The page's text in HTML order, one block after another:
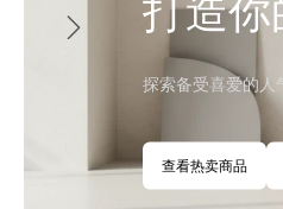
打造你
探索备受喜爱的人
查看热卖商品